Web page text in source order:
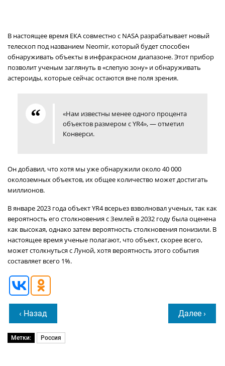
В настоящее время ЕКА совместно с NASA разрабатывает новый
телескоп под названием Neomir, который будет способен
обнаруживать объекты в инфракрасном диапазоне. Этот прибор
позволит ученым заглянуть в «слепую зону» и обнаруживать
астероиды, которые сейчас остаются вне поля зрения.
«Нам известны менее одного процента
объектов размером с YR4», — отметил
Конверси.
Он добавил, что хотя мы уже обнаружили около 40 000
околоземных объектов, их общее количество может достигать
миллионов.
В январе 2023 года объект YR4 всерьез взволновал ученых, так как
вероятность его столкновения с Землей в 2032 году была оценена
как высокая, однако затем вероятность столкновения понизили. В
настоящее время ученые полагают, что объект, скорее всего,
может столкнуться с Луной, хотя вероятность этого события
составляет всего 1%.
‹ Назад Далее ›
Метки: Россия